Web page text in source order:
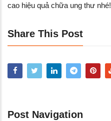
cao hiệu quả chữa ung thư nhé!
Share This Post
Post Navigation